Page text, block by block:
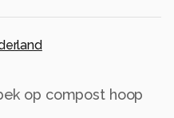
op compost hoop